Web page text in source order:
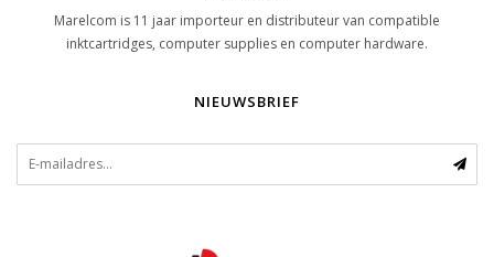
Marelcom is 11 jaar importeur en distributeur van compatible
inktcartridges, computer supplies en computer hardware.
NIEUWSBRIEF